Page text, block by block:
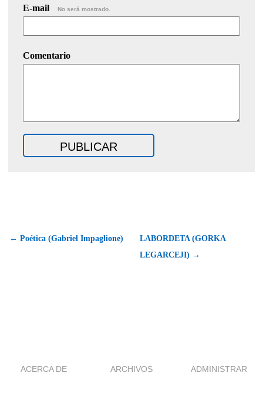
E-mail No será mostrado.
Comentario
← Poética (Gabriel Impaglione)
LABORDETA (GORKA
LEGARCEJI) →
ACERCA DE ARCHIVOS ADMINISTRAR